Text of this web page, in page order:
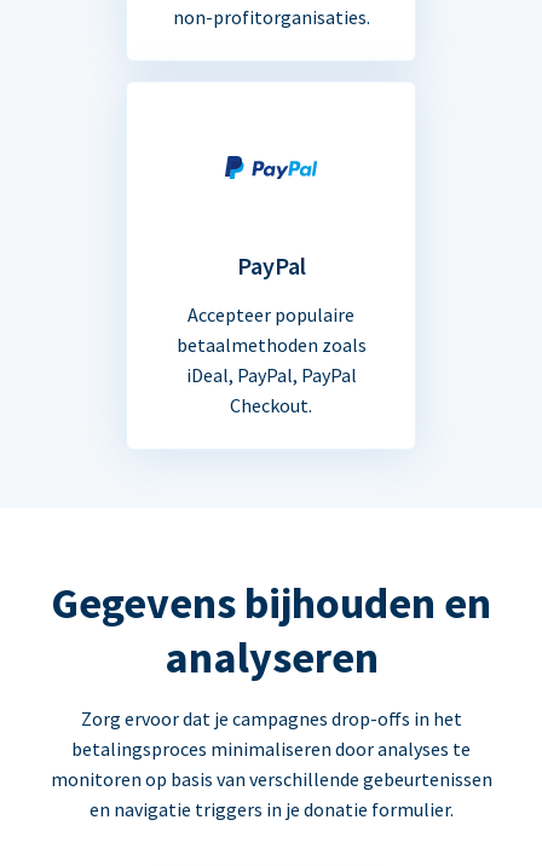
non-profitorganisaties.
PayPal
Accepteer populaire
betaalmethoden zoals
iDeal, PayPal, PayPal
Checkout.
Gegevens bijhouden en
analyseren
Zorg ervoor dat je campagnes drop-offs in het
betalingsproces minimaliseren door analyses te
monitoren op basis van verschillende gebeurtenissen
en navigatie triggers in je donatie formulier.